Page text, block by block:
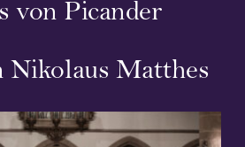
von Picander
Nikolaus Matthes